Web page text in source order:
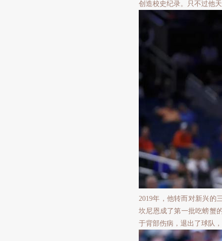
创造校史纪录。只不过他
2019年，他转而对新兴的
坎尼恩成了第一批吃螃蟹
于背部伤病，退出了球队